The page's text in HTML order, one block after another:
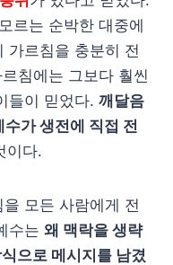
르는 순박한 대중에
가르침을 충분히 전
침에는 그보다 훨씬
들이 믿었다. 깨달음
가 생전에 직접 전
이다.
모든 사람에게 전
수는 왜 맥락을 생략
으로 메시지를 남겼